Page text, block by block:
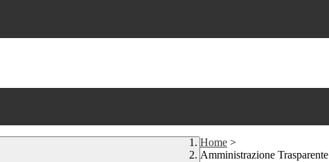
Home >
Amministrazione Trasparente